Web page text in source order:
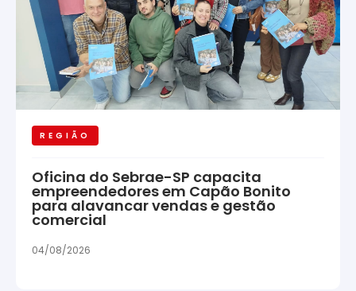
REGIÃO
Oficina do Sebrae-SP capacita
empreendedores em Capão Bonito
para alavancar vendas e gestão
comercial
04/08/2026